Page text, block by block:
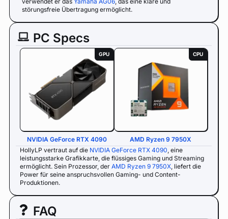
störungsfreie Übertragung ermöglicht.
PC Specs
GPU
NVIDIA GeForce RTX 4090
CPU
AMD Ryzen 9 7950X
HollyLP vertraut auf die NVIDIA GeForce RTX 4090, eine
leistungsstarke Grafikkarte, die flüssiges Gaming und Streaming
ermöglicht. Sein Prozessor, der AMD Ryzen 9 7950X, liefert die
Power für seine anspruchsvollen Gaming- und Content-
Produktionen.
FAQ